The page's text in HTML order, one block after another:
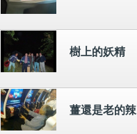
樹上的妖精
薑還是老的辣